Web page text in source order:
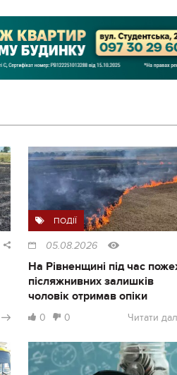
ПОДІЇ
05.08.2026
На Рівненщині під час
післяжнивних залишків
чоловік отримав опіки
0 0 Читати